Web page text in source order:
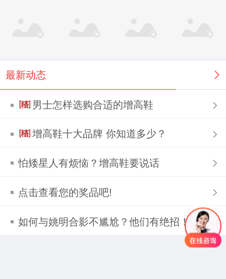
最新动态
男士怎样选购合适的增高鞋
增高鞋十大品牌 你知道多少？
怕矮星人有烦恼？增高鞋要说话
点击查看您的奖品吧!
如何与姚明合影不尴尬？他们有绝招！